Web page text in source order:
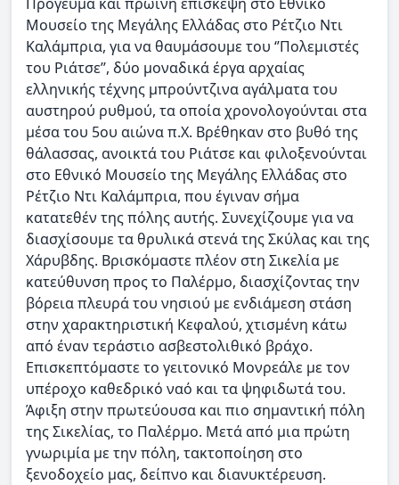
Μουσείο της Μεγάλης Ελλάδας στο Ρέτζιο Ντι
Καλάμπρια, για να θαυμάσουμε του ‘’Πολεμιστές
του Ριάτσε’’, δύο μοναδικά έργα αρχαίας
ελληνικής τέχνης μπρούντζινα αγάλματα του
αυστηρού ρυθμού, τα οποία χρονολογούνται στα
μέσα του 5ου αιώνα π.Χ. Bρέθηκαν στο βυθό της
θάλασσας, ανοικτά του Ριάτσε και φιλοξενούνται
στο Εθνικό Μουσείο της Μεγάλης Ελλάδας στο
Ρέτζιο Ντι Καλάμπρια, που έγιναν σήμα
κατατεθέν της πόλης αυτής. Συνεχίζουμε για να
διασχίσουμε τα θρυλικά στενά της Σκύλας και της
Χάρυβδης. Βρισκόμαστε πλέον στη Σικελία με
κατεύθυνση προς το Παλέρμο, διασχίζοντας την
βόρεια πλευρά του νησιού με ενδιάμεση στάση
στην χαρακτηριστική Κεφαλού, χτισμένη κάτω
από έναν τεράστιο ασβεστολιθικό βράχο.
Επισκεπτόμαστε το γειτονικό Μονρεάλε με τον
υπέροχο καθεδρικό ναό και τα ψηφιδωτά του.
Άφιξη στην πρωτεύουσα και πιο σημαντική πόλη
της Σικελίας, το Παλέρμο. Μετά από μια πρώτη
γνωριμία με την πόλη, τακτοποίηση στο
ξενοδοχείο μας, δείπνο και διανυκτέρευση.